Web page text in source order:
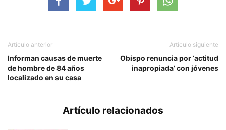
Artículo anterior
Informan causas de muerte
de hombre de 84 años
localizado en su casa
Artículo siguiente
Obispo renuncia por ‘actitud
inapropiada’ con jóvenes
Artículo relacionados